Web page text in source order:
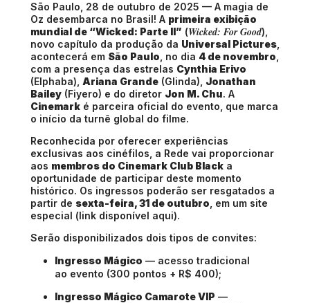
São Paulo, 28 de outubro de 2025 — A magia de
Oz desembarca no Brasil! A primeira exibição
mundial de “Wicked: Parte II” (Wicked: For Good),
novo capítulo da produção da Universal Pictures
acontecerá em São Paulo , no dia 4 de novembro
com a presença das estrelas Cynthia Erivo
(Elphaba), Ariana Grande (Glinda), Jonathan
Bailey (Fiyero) e do diretor Jon M. Chu. A
Cinemark é parceira oficial do evento, que marca
o início da turnê global do filme.
Reconhecida por oferecer experiências
exclusivas aos cinéfilos, a Rede vai proporcionar
aos membros do Cinemark Club Black a
oportunidade de participar deste momento
histórico. Os ingressos poderão ser resgatados a
partir de sexta-feira, 31 de outubro , em um site
especial (link disponível aqui).
Serão disponibilizados dois tipos de convites:
Ingresso Mágico — acesso tradicional
ao evento (300 pontos + R$ 400);
Ingresso Mágico Camarote VIP —